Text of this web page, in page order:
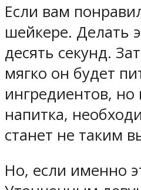
Если вам
шейкере. Делать
десять секунд.
мягко он будет
ингредиентов,
напитка,
станет не таким
Но, если именно